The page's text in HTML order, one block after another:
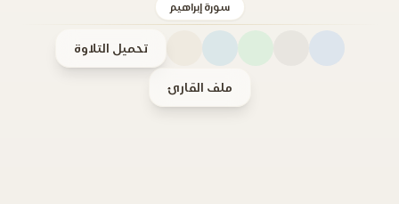
سورة إبراهيم
تحميل التلاوة
ملف القارئ